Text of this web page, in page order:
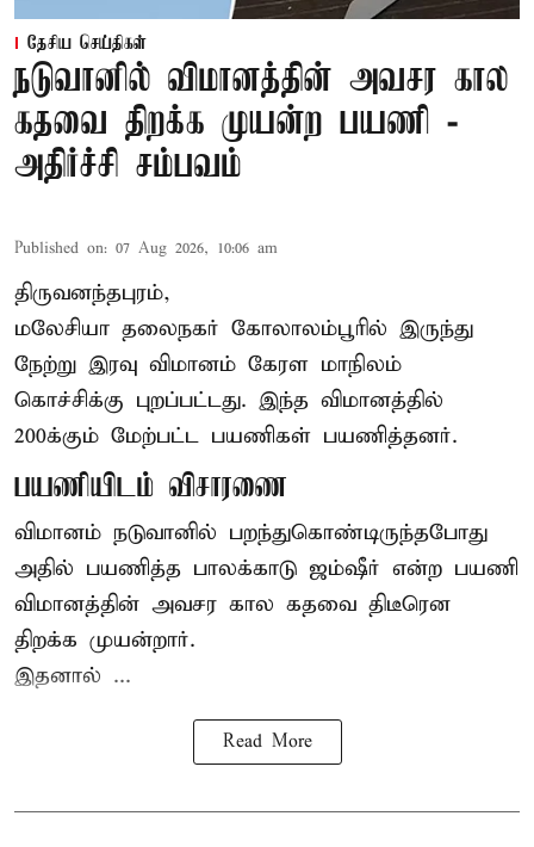
தேசிய செய்திகள்
நடுவானில் விமானத்தின் அவசர கால
கதவை திறக்க முயன்ற பயணி -
அதிர்ச்சி சம்பவம்
Published on: 07 Aug 2026, 10:06 am
திருவனந்தபுரம்,
மலேசியா தலைநகர் கோலாலம்பூரில் இருந்து
நேற்று இரவு விமானம் கேரள மாநிலம்
கொச்சிக்கு புறப்பட்டது. இந்த விமானத்தில்
200க்கும் மேற்பட்ட பயணிகள் பயணித்தனர்.
பயணியிடம் விசாரணை
விமானம் நடுவானில் பறந்துகொண்டிருந்தபோது
அதில் பயணித்த பாலக்காடு ஜம்ஷீர் என்ற பயணி
விமானத்தின் அவசர கால கதவை திடீரென
திறக்க முயன்றார்.
இதனால் ...
Read More